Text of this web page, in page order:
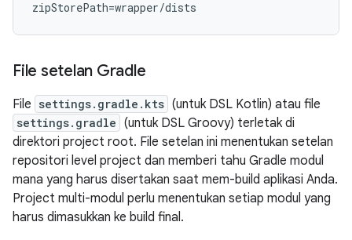
File setelan Gradle
File settings.gradle.kts (untuk DSL Kotlin) atau file
settings.gradle (untuk DSL Groovy) terletak di
direktori project root. File setelan ini menentukan setelan
repositori level project dan memberi tahu Gradle modul
mana yang harus disertakan saat mem-build aplikasi Anda.
Project multi-modul perlu menentukan setiap modul yang
harus dimasukkan ke build final.